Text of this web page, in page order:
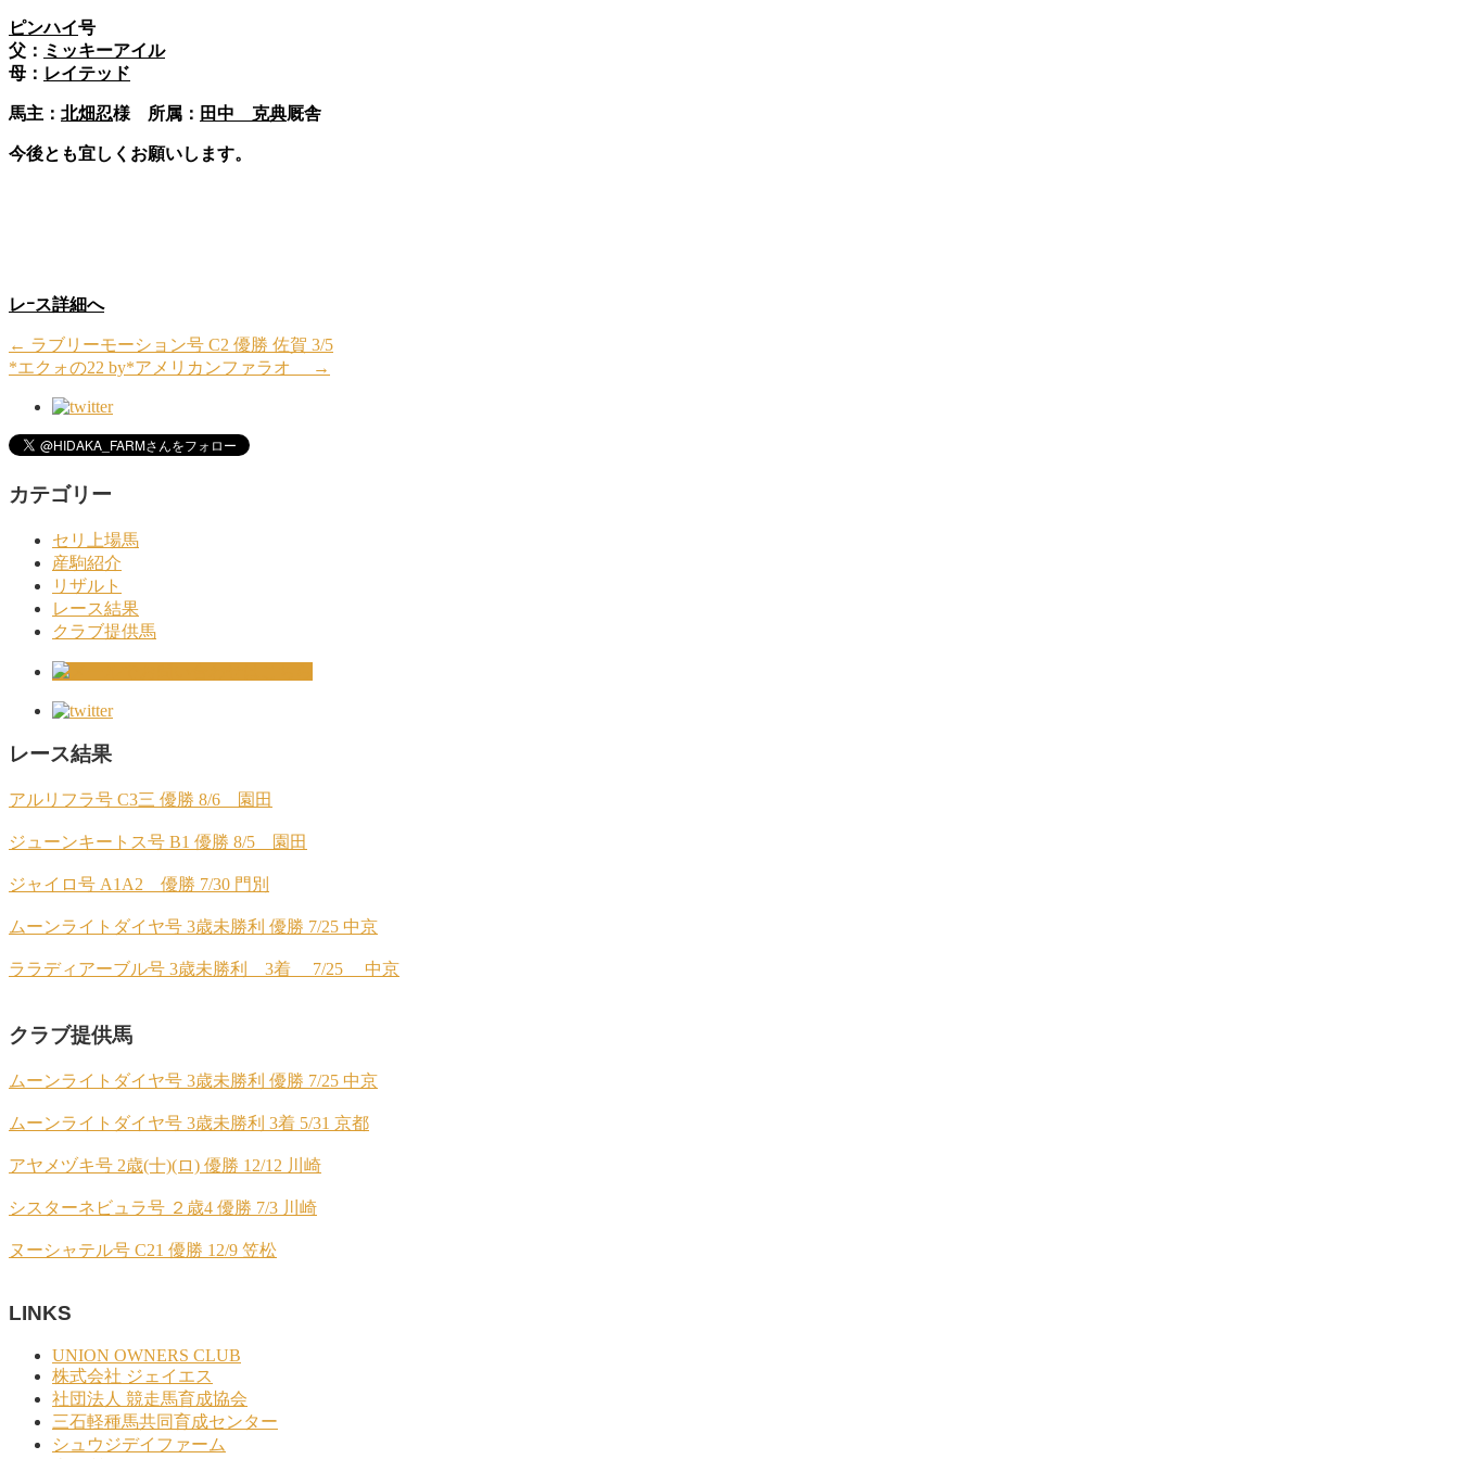
ピンハイ号
父： ミッキーアイル
母： レイテッド
馬主： 北畑忍様 所属： 田中 克典厩舎
今後とも宜しくお願いします。
レｰス詳細へ
← ラブリーモーション号 C2 優勝 佐賀 3/5
*エクォの22 by*アメリカンファラオ
→
カテゴリー
セリ上場馬
産駒紹介
リザルト
レース結果
クラブ提供馬
レース結果
アルリフラ号 C3三 優勝 8/6 園田
ジューンキートス号 B1 優勝 8/5 園田
ジャイロ号 A1A2 優勝 7/30 門別
ムーンライトダイヤ号 3歳未勝利 優勝 7/25 中京
ララディアーブル号 3歳未勝利 3着 7/25 中京
クラブ提供馬
ムーンライトダイヤ号 3歳未勝利 優勝 7/25 中京
ムーンライトダイヤ号 3歳未勝利 3着 5/31 京都
アヤメヅキ号 2歳(十)(ロ) 優勝 12/12 川崎
シスターネビュラ号 ２歳4 優勝 7/3 川崎
ヌーシャテル号 C21 優勝 12/9 笠松
LINKS
UNION OWNERS CLUB
株式会社 ジェイエス
社団法人 競走馬育成協会
三石軽種馬共同育成センター
シュウジデイファーム